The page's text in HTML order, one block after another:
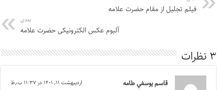
فیلم تجلیل از مقام حضرت علامه
بعدی
آلبوم عکس الکترونیکی حضرت علامه
۳ نظرات
قاسم يوسفي طامه اردیبهشت ۱۱, ۱۴۰۱ در ۱۱:۳۷ ب٫ظ